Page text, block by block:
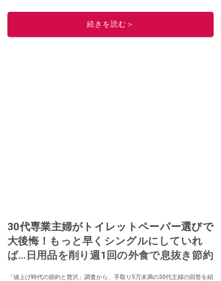
ニュースでフォロー
続きを読む＞
30代専業主婦がトイレットペーパー選びで
大後悔！もっと早くシングルにしていれ
ば…日用品を削り週1回の外食で息抜き節約
「値上げ時代の節約と贅沢」調査から、手取り5万未満の30代主婦の回答を紹